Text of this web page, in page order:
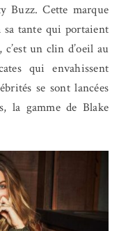
Buzz. Cette marque
sa tante qui portaient
un clin d’oeil au
qui envahissent
se sont lancées
la gamme de Blake